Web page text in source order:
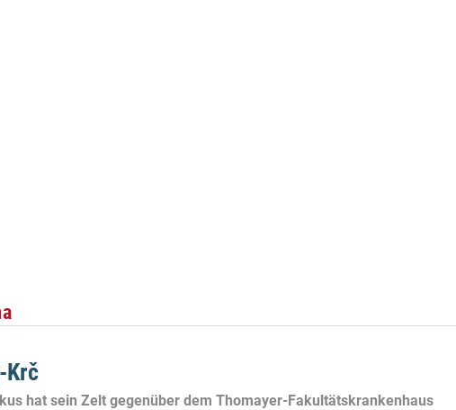
Krč
hat sein Zelt gegenüber dem Thomayer-Fakultätskrankenhaus